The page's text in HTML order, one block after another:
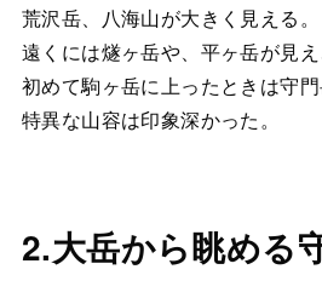
荒沢岳、八海山が大きく見える。
遠くには燧ヶ岳や、平ヶ岳が見え
初めて駒ヶ岳に上ったときは守門
特異な山容は印象深かった。
2.大岳から眺める